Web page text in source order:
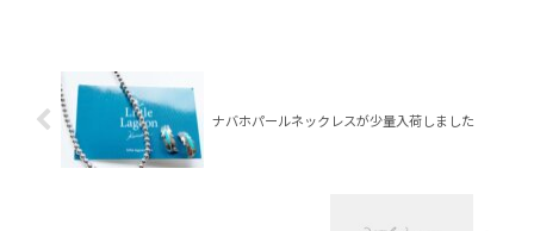
ナバホパールネックレスが少量入荷しました